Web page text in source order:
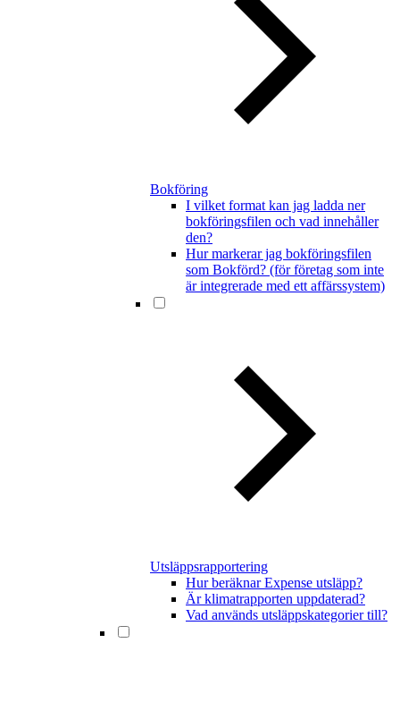
Bokföring
I vilket format kan jag ladda ner
bokföringsfilen och vad innehåller
den?
Hur markerar jag bokföringsfilen
som Bokförd? (för företag som inte
är integrerade med ett affärssystem)
Utsläppsrapportering
Hur beräknar Expense utsläpp?
Är klimatrapporten uppdaterad?
Vad används utsläppskategorier till?